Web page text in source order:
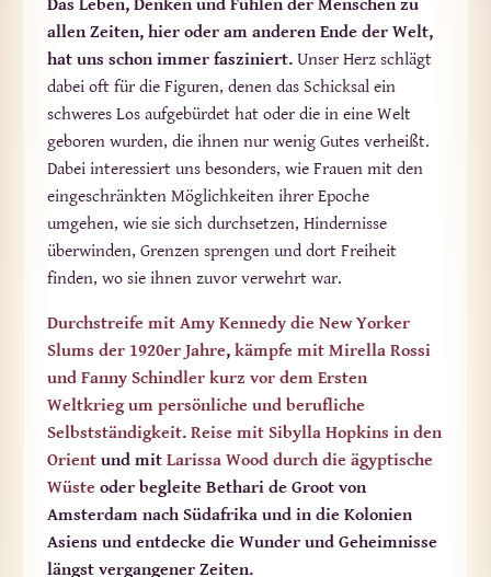
Das Leben, Denken und Fühlen der Menschen zu
allen Zeiten, hier oder am anderen Ende der Welt,
hat uns schon immer fasziniert. Unser Herz schlägt
dabei oft für die Figuren, denen das Schicksal ein
schweres Los aufgebürdet hat oder die in eine Welt
geboren wurden, die ihnen nur wenig Gutes verheißt.
Dabei interessiert uns besonders, wie Frauen mit den
eingeschränkten Möglichkeiten ihrer Epoche
umgehen, wie sie sich durchsetzen, Hindernisse
überwinden, Grenzen sprengen und dort Freiheit
finden, wo sie ihnen zuvor verwehrt war.
Durchstreife mit Amy Kennedy die New Yorker
Slums der 1920er Jahre,kämpfe mit Mirella Rossi
und Fanny Schindler kurz vor dem Ersten
Weltkrieg um persönliche und berufliche
Selbstständigkeit.Reise mit Sibylla Hopkins in den
Orient und mitLarissa Wood durch die ägyptische
Wüste oder begleite Bethari de Groot von
Amsterdam nach Südafrika und in die Kolonien
Asiens und entdecke die Wunder und Geheimnisse
längst vergangener Zeiten.